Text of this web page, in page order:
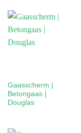
Gaasscherm |
Betongaas |
Douglas